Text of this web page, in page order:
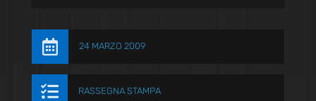
 24 MARZO 2009
 RASSEGNA STAMPA